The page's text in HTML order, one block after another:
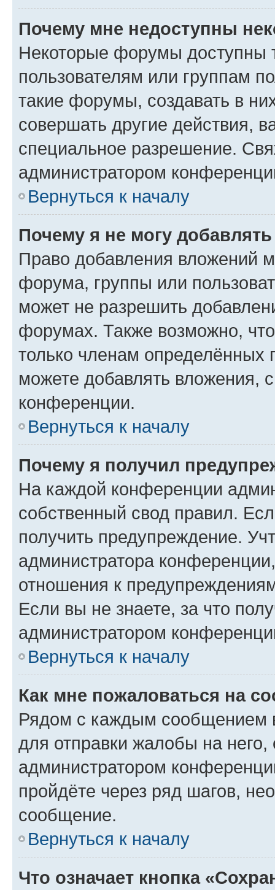
Почему мне недоступны
Некоторые форумы доступны
пользователям или группам
такие форумы, создавать в
совершать другие действия,
специальное разрешение.
администратором
Вернуться к началу
Почему я не могу
Право добавления вложений
форума, группы или
может не разрешить
форумах. Также возможно,
только членам определённых
можете добавлять вложения,
конференции.
Вернуться к началу
Почему я получил
На каждой конференции
собственный свод правил.
получить предупреждение.
администратора
отношения к
Если вы не знаете, за что
администратором
Вернуться к началу
Как мне пожаловаться на
Рядом с каждым сообщением
для отправки жалобы на
администратором
пройдёте через ряд шагов,
сообщение.
Вернуться к началу
Что означает кнопка